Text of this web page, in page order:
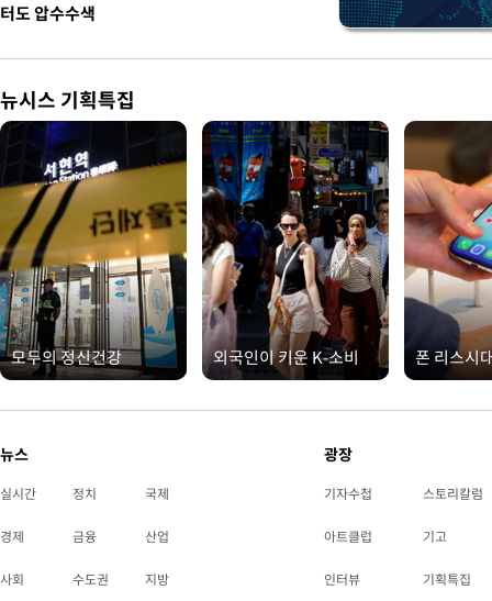
터도 압수수색
뉴시스 기획특집
모두의 정신건강 외국인이 키운 K-소비 폰 리스시
뉴스
실시간 정치 국제
경제 금융 산업
사회 수도권 지방
광장
기자수첩 스토리칼럼
아트클럽 기고
인터뷰 기획특집